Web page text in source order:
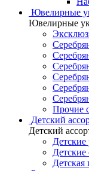
Ювелирные
Ювелирные
Прочие
Детский
Детский
Детские
Детские
Детская